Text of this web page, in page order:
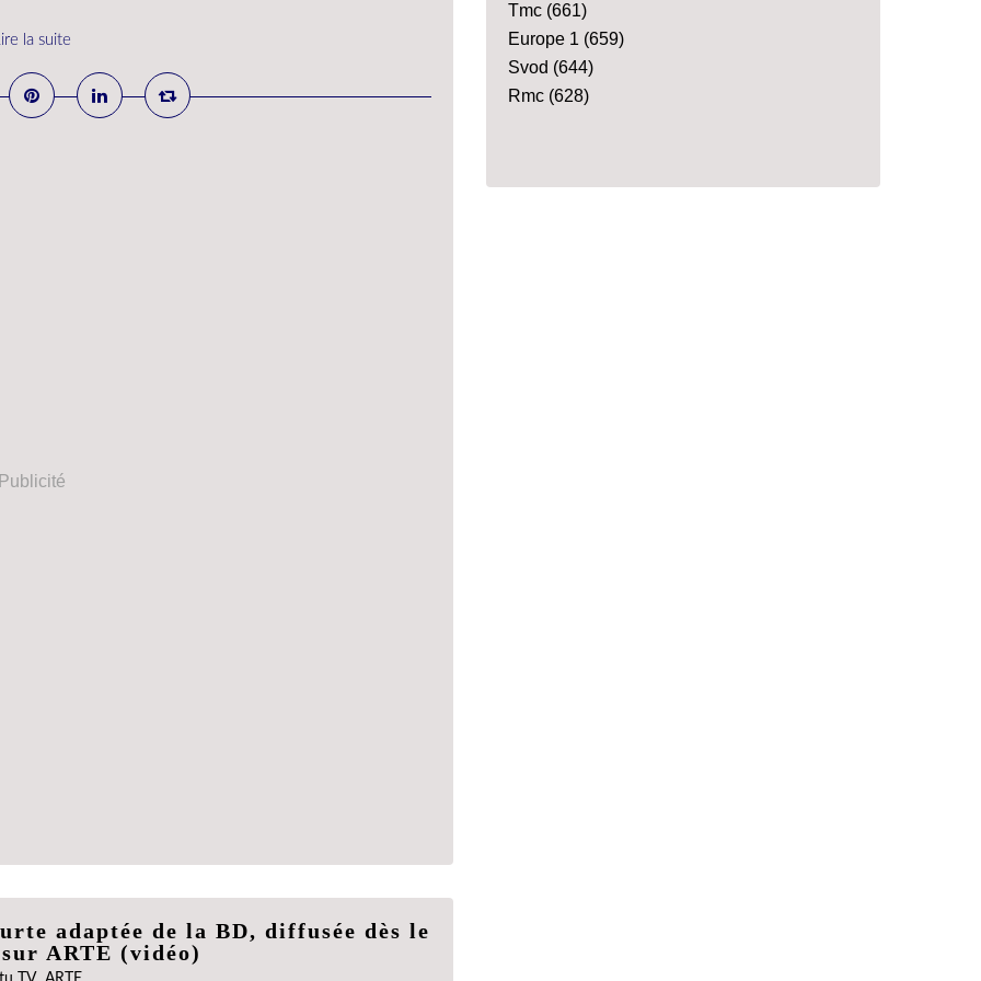
la suite
adaptée de la BD, diffusée dès le
ARTE (vidéo)
,
Tmc (661)
Europe 1 (659)
Svod (644)
Rmc (628)